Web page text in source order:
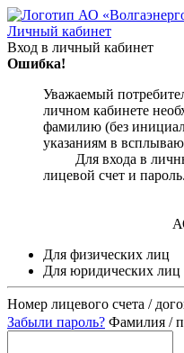
Личный кабинет
Вход в личный кабинет
Ошибка!
Уважаемый
личном кабинете
фамилию (без
указаниям в
Для входа в
лицевой
АО
Для физических лиц
Для юридических лиц
Номер лицевого счета /
Забыли пароль? Фамилия /